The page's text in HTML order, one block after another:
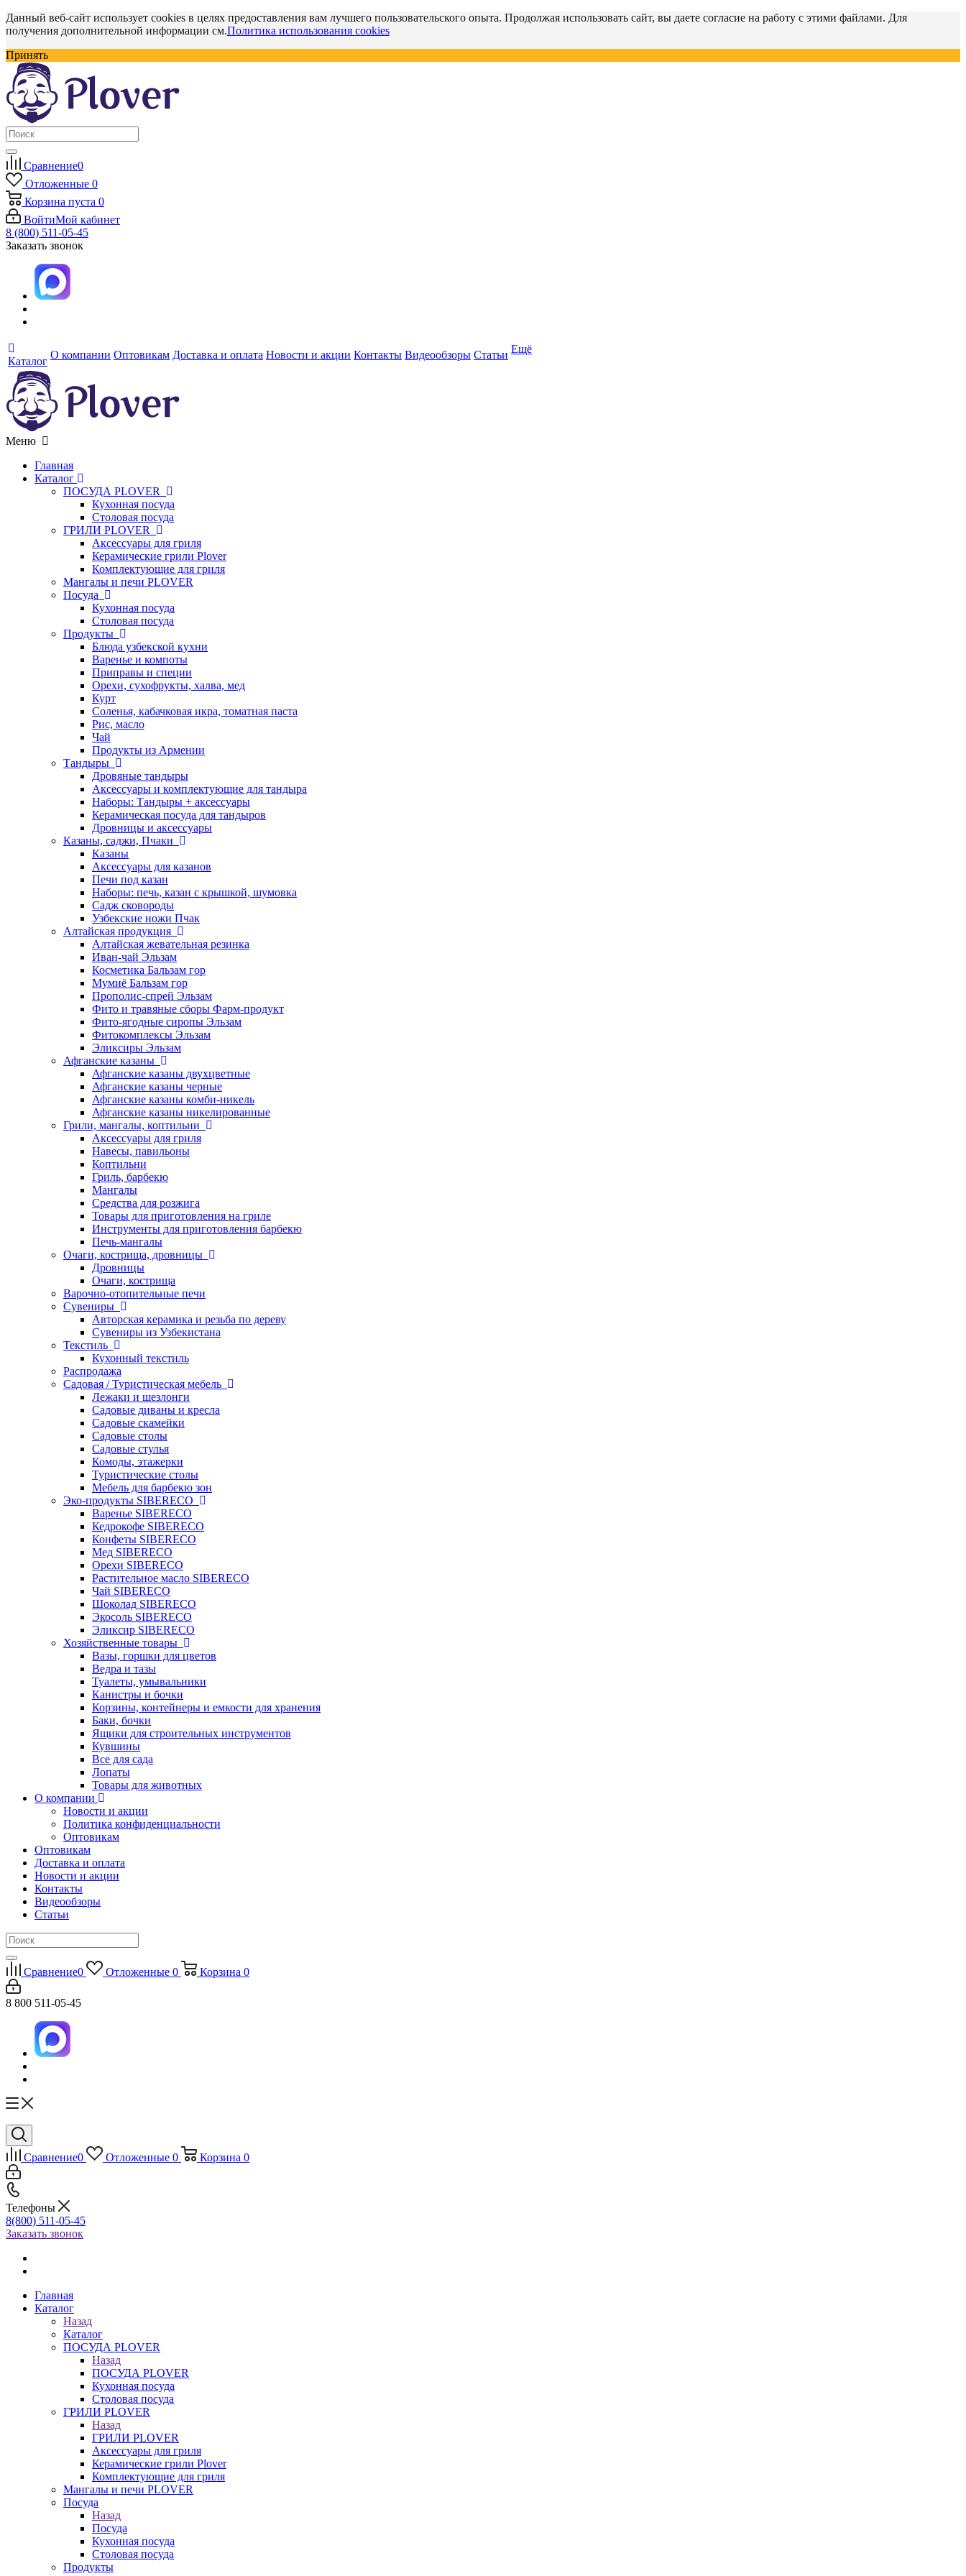
Данный веб-сайт использует cookies в целях предоставления вам лучшего пользовательского опыта. Продолжая использовать сайт, вы даете согласие на работу с этими файлами. Для
получения дополнительной информации см.Политика использования cookies
Принять
Сравнение0
Отложенные 0
Корзина пуста 0
ВойтиМой кабинет
8 (800) 511-05-45
Заказать звонок
Каталог
О компании Оптовикам Доставка и оплата Новости и акции Контакты Видеообзоры Статьи Ещё
Меню
Главная
Каталог
ПОСУДА PLOVER
Кухонная посуда
Столовая посуда
ГРИЛИ PLOVER
Аксессуары для гриля
Керамические грили Plover
Комплектующие для гриля
Мангалы и печи PLOVER
Посуда
Кухонная посуда
Столовая посуда
Продукты
Блюда узбекской кухни
Варенье и компоты
Приправы и специи
Орехи, сухофрукты, халва, мед
Курт
Соленья, кабачковая икра, томатная паста
Рис, масло
Чай
Продукты из Армении
Тандыры
Дровяные тандыры
Аксессуары и комплектующие для тандыра
Наборы: Тандыры + аксессуары
Керамическая посуда для тандыров
Дровницы и аксессуары
Казаны, саджи, Пчаки
Казаны
Аксессуары для казанов
Печи под казан
Наборы: печь, казан с крышкой, шумовка
Садж сковороды
Узбекские ножи Пчак
Алтайская продукция
Алтайская жевательная резинка
Иван-чай Эльзам
Косметика Бальзам гор
Мумиё Бальзам гор
Прополис-спрей Эльзам
Фито и травяные сборы Фарм-продукт
Фито-ягодные сиропы Эльзам
Фитокомплексы Эльзам
Эликсиры Эльзам
Афганские казаны
Афганские казаны двухцветные
Афганские казаны черные
Афганские казаны комби-никель
Афганские казаны никелированные
Грили, мангалы, коптильни
Аксессуары для гриля
Навесы, павильоны
Коптильни
Гриль, барбекю
Мангалы
Средства для розжига
Товары для приготовления на гриле
Инструменты для приготовления барбекю
Печь-мангалы
Очаги, кострища, дровницы
Дровницы
Очаги, кострища
Варочно-отопительные печи
Сувениры
Авторская керамика и резьба по дереву
Сувениры из Узбекистана
Текстиль
Кухонный текстиль
Распродажа
Садовая / Туристическая мебель
Лежаки и шезлонги
Садовые диваны и кресла
Садовые скамейки
Садовые столы
Садовые стулья
Комоды, этажерки
Туристические столы
Мебель для барбекю зон
Эко-продукты SIBERECO
Варенье SIBERECO
Кедрокофе SIBERECO
Конфеты SIBERECO
Мед SIBERECO
Орехи SIBERECO
Растительное масло SIBERECO
Чай SIBERECO
Шоколад SIBERECO
Экосоль SIBERECO
Эликсир SIBERECO
Хозяйственные товары
Вазы, горшки для цветов
Ведра и тазы
Туалеты, умывальники
Канистры и бочки
Корзины, контейнеры и емкости для хранения
Баки, бочки
Ящики для строительных инструментов
Кувшины
Все для сада
Лопаты
Товары для животных
О компании
Новости и акции
Политика конфиденциальности
Оптовикам
Оптовикам
Доставка и оплата
Новости и акции
Контакты
Видеообзоры
Статьи
Сравнение0 Отложенные 0 Корзина 0
8 800 511-05-45
Сравнение0 Отложенные 0 Корзина 0
Телефоны
8(800) 511-05-45
Заказать звонок
Главная
Каталог
Назад
Каталог
ПОСУДА PLOVER
Назад
ПОСУДА PLOVER
Кухонная посуда
Столовая посуда
ГРИЛИ PLOVER
Назад
ГРИЛИ PLOVER
Аксессуары для гриля
Керамические грили Plover
Комплектующие для гриля
Мангалы и печи PLOVER
Посуда
Назад
Посуда
Кухонная посуда
Столовая посуда
Продукты